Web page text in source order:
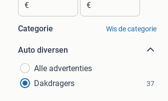
€ €
Categorie Wis de categorie
Auto diversen
Alle advertenties
Dakdragers
37